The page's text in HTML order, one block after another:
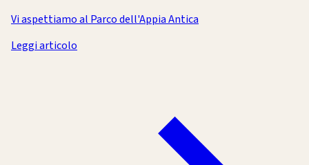
Vi aspettiamo al Parco dell'Appia Antica
Leggi articolo